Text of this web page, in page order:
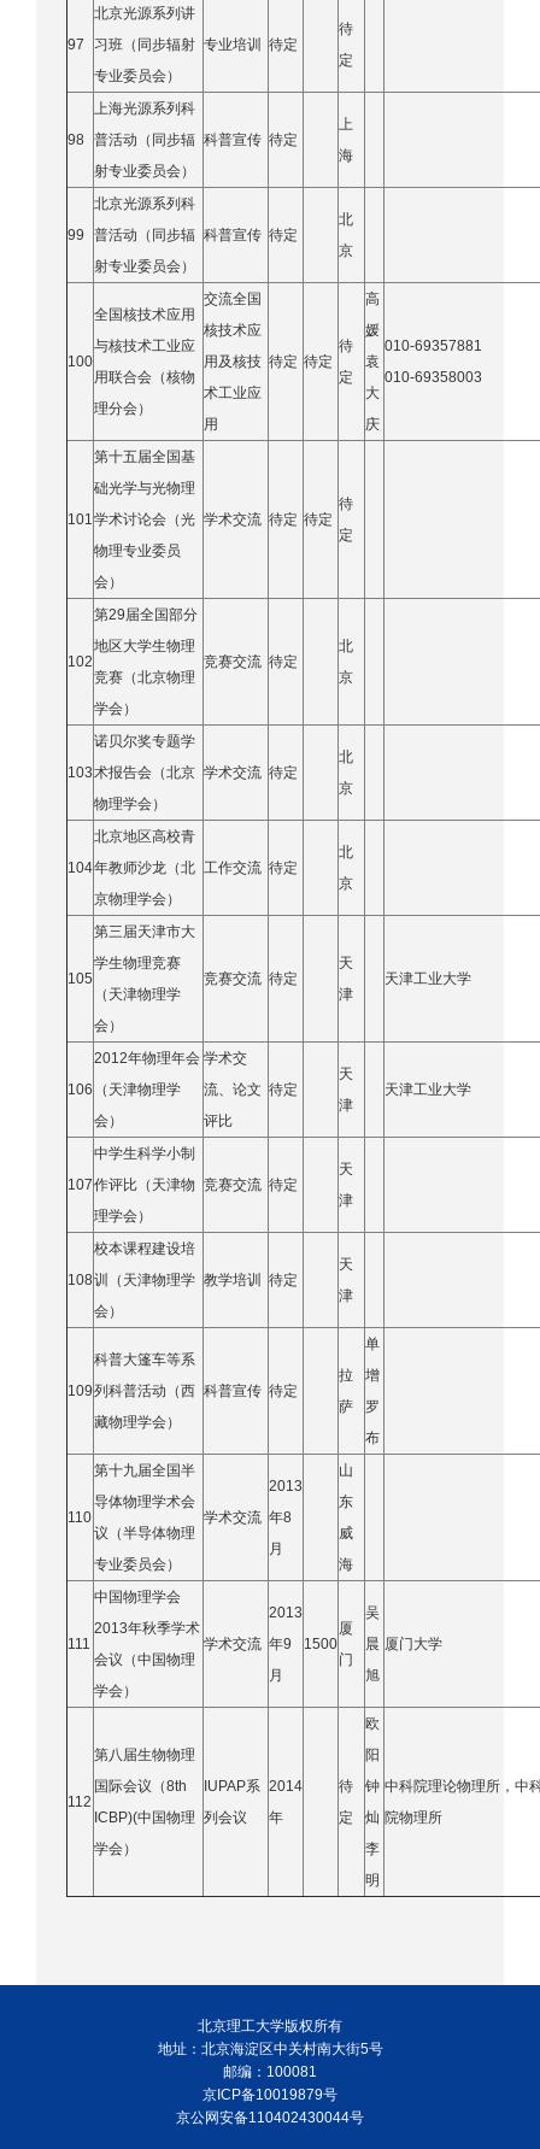
97
北京光源系列讲
习班（同步辐射
专业委员会）
专业培训 待定
待
定
98
上海光源系列科
普活动（同步辐
射专业委员会）
科普宣传 待定
上
海
99
北京光源系列科
普活动（同步辐
射专业委员会）
科普宣传 待定
北
京
100
全国核技术应用
与核技术工业应
用联合会（核物
理分会）
交流全国
核技术应
用及核技
术工业应
用
待定 待定
待
定
高
媛
袁
大
庆
010-69357881
010-69358003
101
第十五届全国基
础光学与光物理
学术讨论会（光
物理专业委员
会）
学术交流 待定 待定
待
定
102
第29届全国部分
地区大学生物理
竞赛（北京物理
学会）
竞赛交流 待定
北
京
103
诺贝尔奖专题学
术报告会（北京
物理学会）
学术交流 待定
北
京
104
北京地区高校青
年教师沙龙（北
京物理学会）
工作交流 待定
北
京
105
第三届天津市大
学生物理竞赛
（天津物理学
会）
竞赛交流 待定
天
津
天津工业大学
106
2012年物理年会
（天津物理学
会）
学术交
流、论文
评比
待定
天
津
天津工业大学
107
中学生科学小制
作评比（天津物
理学会）
竞赛交流 待定
天
津
108
校本课程建设培
训（天津物理学
会）
教学培训 待定
天
津
109
科普大篷车等系
列科普活动（西
藏物理学会）
科普宣传 待定
拉
萨
单
增
罗
布
110
第十九届全国半
导体物理学术会
议（半导体物理
专业委员会）
学术交流
2013
年8
月
山
东
威
海
111
中国物理学会
2013年秋季学术
会议（中国物理
学会）
学术交流
2013
年9
月
1500
厦
门
吴
晨
旭
厦门大学
112
第八届生物物理
国际会议（8th
ICBP)(中国物理
学会）
IUPAP系
列会议
2014
年
待
定
欧
阳
钟
灿
李
明
中科院理论物理所，中
院物理所
北京理工大学版权所有
地址：北京海淀区中关村南大街5号
邮编：100081
京ICP备10019879号
京公网安备110402430044号